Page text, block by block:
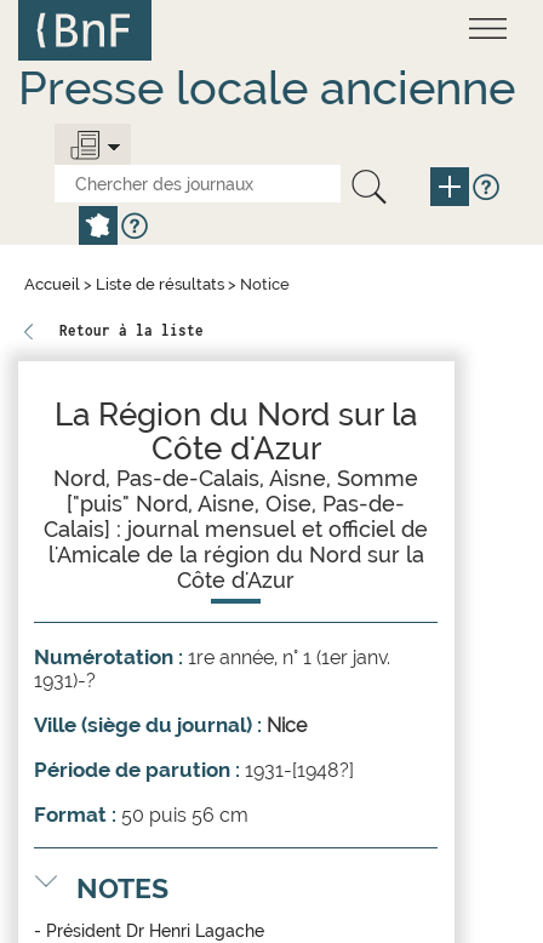
contenu
principal
Presse locale ancienne
Accueil > Liste de résultats > Notice
Retour à la liste
La Région du Nord sur la
Côte d'Azur
Nord, Pas-de-Calais, Aisne, Somme
["puis" Nord, Aisne, Oise, Pas-de-
Calais] : journal mensuel et officiel de
l'Amicale de la région du Nord sur la
Côte d'Azur
Numérotation : 1re année, n° 1 (1er janv.
1931)-?
Ville (siège du journal) : Nice
Période de parution : 1931-[1948?]
Format : 50 puis 56 cm
NOTES
- Président Dr Henri Lagache
Panneau de gestion des cookies